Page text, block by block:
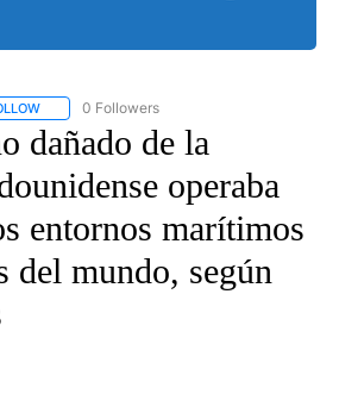
FOLLOW "CNN - SPANISH" TO RECEIVE
0 Followers
dañado de la
operaba
entornos marítimos
del mundo, según